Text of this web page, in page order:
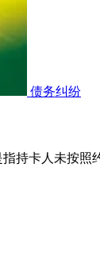
债务纠纷
持卡人未按